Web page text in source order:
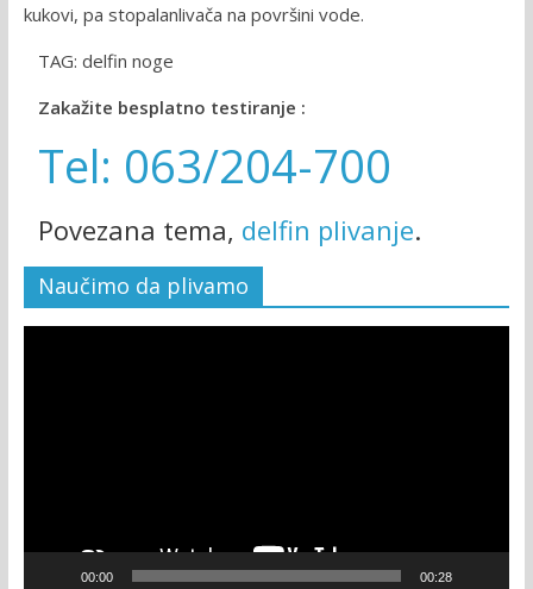
kukovi, pa stopalanlivača na površini vode.
TAG: delfin noge
Zakažite besplatno testiranje :
Tel: 063/204-700
Povezana tema, delfin plivanje.
Naučimo da plivamo
00:00 00:28